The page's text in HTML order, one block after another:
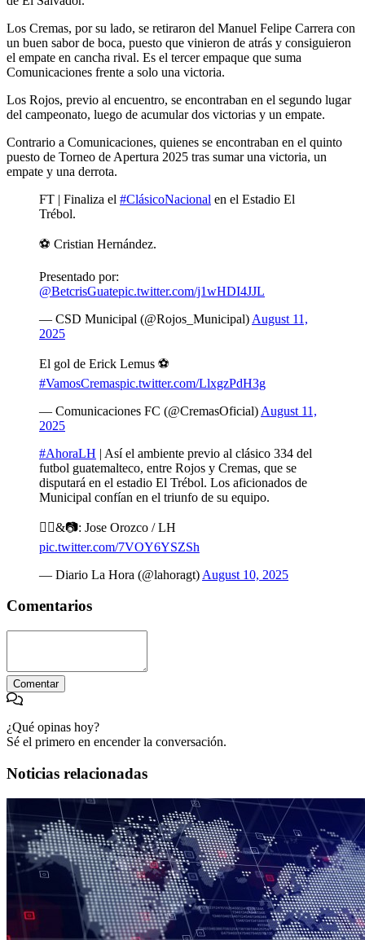
Los Cremas, por su lado, se retiraron del Manuel Felipe Carrera con
un buen sabor de boca, puesto que vinieron de atrás y consiguieron
el empate en cancha rival. Es el tercer empaque que suma
Comunicaciones frente a solo una victoria.
Los Rojos, previo al encuentro, se encontraban en el segundo lugar
del campeonato, luego de acumular dos victorias y un empate.
Contrario a Comunicaciones, quienes se encontraban en el quinto
puesto de Torneo de Apertura 2025 tras sumar una victoria, un
empate y una derrota.
FT | Finaliza el #ClásicoNacional en el Estadio El
Trébol.
⚽️ Cristian Hernández.
Presentado por:
@BetcrisGuatepic.twitter.com/j1wHDI4JJL
— CSD Municipal (@Rojos_Municipal) August 11,
2025
El gol de Erick Lemus ⚽️
#VamosCremaspic.twitter.com/LlxgzPdH3g
— Comunicaciones FC (@CremasOficial) August 11,
2025
#AhoraLH | Así el ambiente previo al clásico 334 del
futbol guatemalteco, entre Rojos y Cremas, que se
disputará en el estadio El Trébol. Los aficionados de
Municipal confían en el triunfo de su equipo.
✍🏻&📷: Jose Orozco / LH
pic.twitter.com/7VOY6YSZSh
— Diario La Hora (@lahoragt) August 10, 2025
Comentarios
Comentar
¿Qué opinas hoy?
Sé el primero en encender la conversación.
Noticias relacionadas